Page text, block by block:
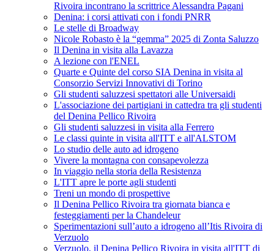
Rivoira incontrano la scrittrice Alessandra Pagani
Denina: i corsi attivati con i fondi PNRR
Le stelle di Broadway
Nicole Robasto è la “gemma” 2025 di Zonta Saluzzo
Il Denina in visita alla Lavazza
A lezione con l'ENEL
Quarte e Quinte del corso SIA Denina in visita al
Consorzio Servizi Innovativi di Torino
Gli studenti saluzzesi spettatori alle Universaidi
L'associazione dei partigiani in cattedra tra gli studenti
del Denina Pellico Rivoira
Gli studenti saluzzesi in visita alla Ferrero
Le classi quinte in visita all'ITT e all'ALSTOM
Lo studio delle auto ad idrogeno
Vivere la montagna con consapevolezza
In viaggio nella storia della Resistenza
L'ITT apre le porte agli studenti
Treni un mondo di prospettive
Il Denina Pellico Rivoira tra giornata bianca e
festeggiamenti per la Chandeleur
Sperimentazioni sull’auto a idrogeno all’Itis Rivoira di
Verzuolo
Verzuolo, il Denina Pellico Rivoira in visita all'ITT di